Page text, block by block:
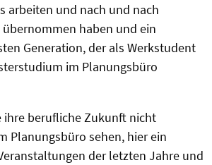
arbeiten und nach und nach
haben und ein
Generation, der als Werkstudent
im Planungsbüro
ihre berufliche Zukunft nicht
Planungsbüro sehen, hier ein
der letzten Jahre und